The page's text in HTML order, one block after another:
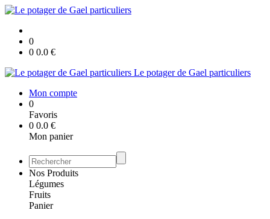
0
0 0.0 €
Le potager de Gael particuliers
Mon compte
0
Favoris
0 0.0 €
Mon panier
Nos Produits
Légumes
Fruits
Panier